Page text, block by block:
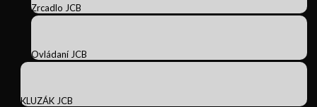
Zrcadlo JCB
Ovládaní JCB
KLUZÁK JCB